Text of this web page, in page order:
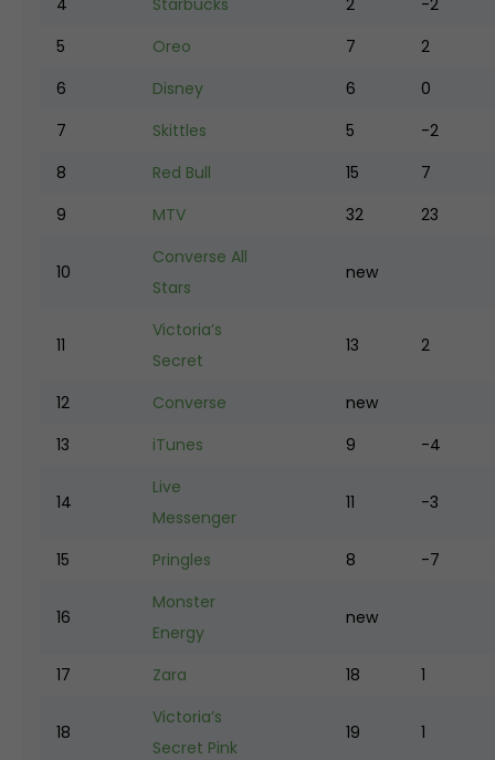
5
Oreo 7
2
6
Disney 6
0
7
Skittles 5
-2
8
Red Bull 15
7
9
MTV 32 23
10
Converse All
Stars
new
11
Victoria’s
Secret
13 2
12 Converse
new
13
iTunes 9 -4
14
Live
Messenger
11 -3
15 Pringles 8 -7
16
Monster
Energy
new
17 Zara 18 1
18
Victoria’s
Secret Pink
19 1